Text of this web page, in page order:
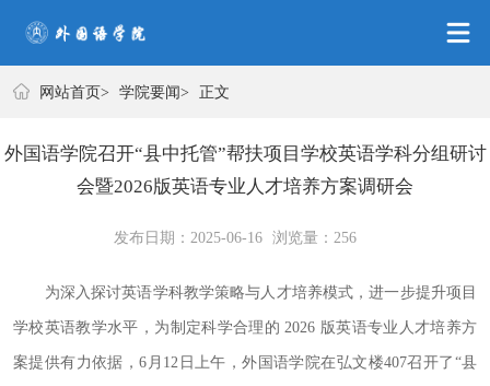
网站首页
网站首页> 学院要闻> 正文
外国语学院召开“县中托管”帮扶项目学校英语学科分组研讨
会暨2026版英语专业人才培养方案调研会
发布日期：2025-06-16 浏览量： 256
为深入探讨英语学科教学策略与人才培养模式，进一步提升项目
学校英语教学水平，为制定科学合理的 2026 版英语专业人才培养方
案提供有力依据，6月12日上午，外国语学院在弘文楼407召开了“县